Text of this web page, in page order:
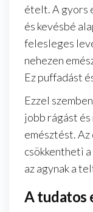
ételt. A gyors
és kevésbé
felesleges
nehezen
Ez puffadást
Ezzel
jobb rágást
emésztést.
csökkentheti
az agynak a
A tudatos